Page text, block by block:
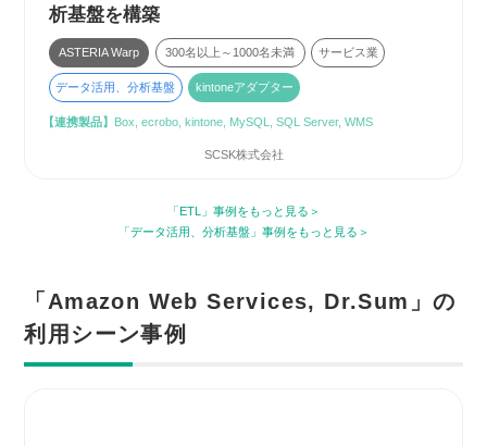
析基盤を構築
ASTERIA Warp 300名以上～1000名未満 サービス業
データ活用、分析基盤 kintoneアダプター
【連携製品】 Box, ecrobo, kintone, MySQL, SQL Server, WMS
SCSK株式会社
「ETL」事例をもっと見る
「データ活用、分析基盤」事例をもっと見る
「Amazon Web Services, Dr.Sum」の
利用シーン事例